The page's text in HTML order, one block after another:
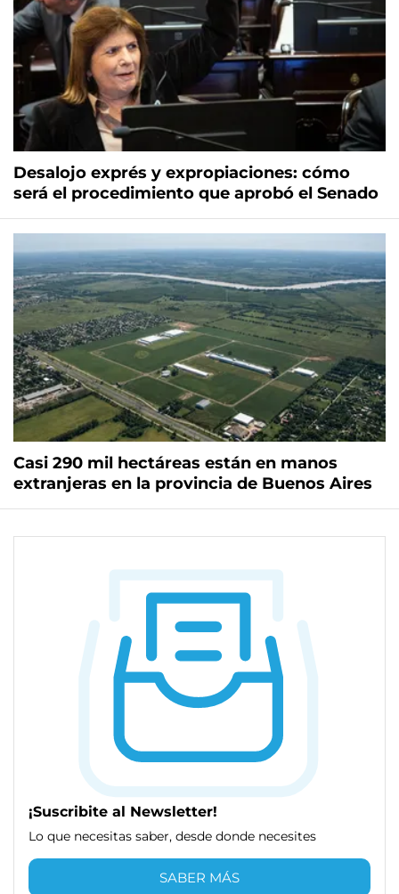
Desalojo exprés y expropiaciones: cómo
será el procedimiento que aprobó el Senado
Casi 290 mil hectáreas están en manos
extranjeras en la provincia de Buenos Aires
¡Suscribite al Newsletter!
Lo que necesitas saber, desde donde necesites
SABER MÁS